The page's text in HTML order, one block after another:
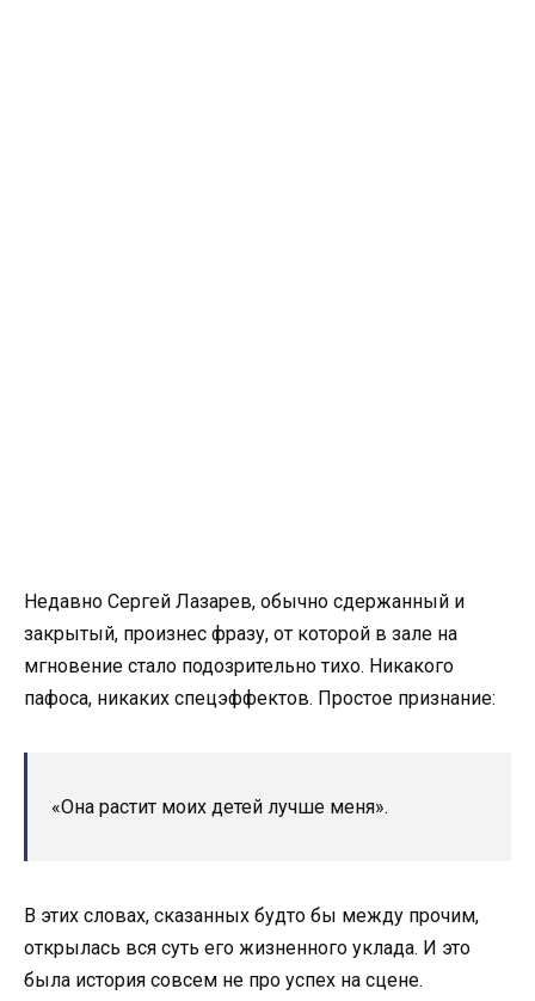
Недавно Сергей Лазарев, обычно сдержанный и
закрытый, произнес фразу, от которой в зале на
мгновение стало подозрительно тихо. Никакого
пафоса, никаких спецэффектов. Простое признание:
«Она растит моих детей лучше меня».
В этих словах, сказанных будто бы между прочим,
открылась вся суть его жизненного уклада. И это
была история совсем не про успех на сцене.